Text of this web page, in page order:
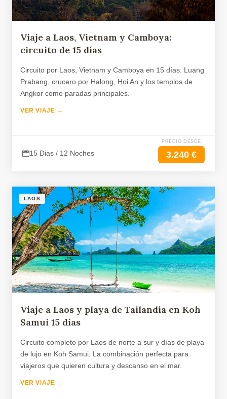
Viaje a Laos, Vietnam y Camboya:
circuito de 15 días
Circuito por Laos, Vietnam y Camboya en 15 días. Luang
Prabang, crucero por Halong, Hoi An y los templos de
Angkor como paradas principales.
VER VIAJE →
15 Dias / 12 Noches
PRECIO DESDE
3.240 €
LAOS
Viaje a Laos y playa de Tailandia en Koh
Samui 15 días
Circuito completo por Laos de norte a sur y días de playa
de lujo en Koh Samui. La combinación perfecta para
viajeros que quieren cultura y descanso en el mar.
VER VIAJE →